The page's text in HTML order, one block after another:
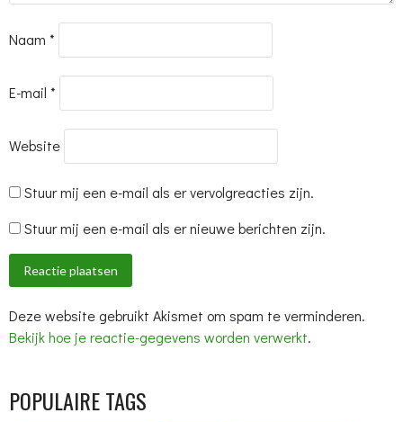
Naam *
E-mail *
Website
Stuur mij een e-mail als er vervolgreacties zijn.
Stuur mij een e-mail als er nieuwe berichten zijn.
Deze website gebruikt Akismet om spam te verminderen.
Bekijk hoe je reactie-gegevens worden verwerkt.
POPULAIRE TAGS